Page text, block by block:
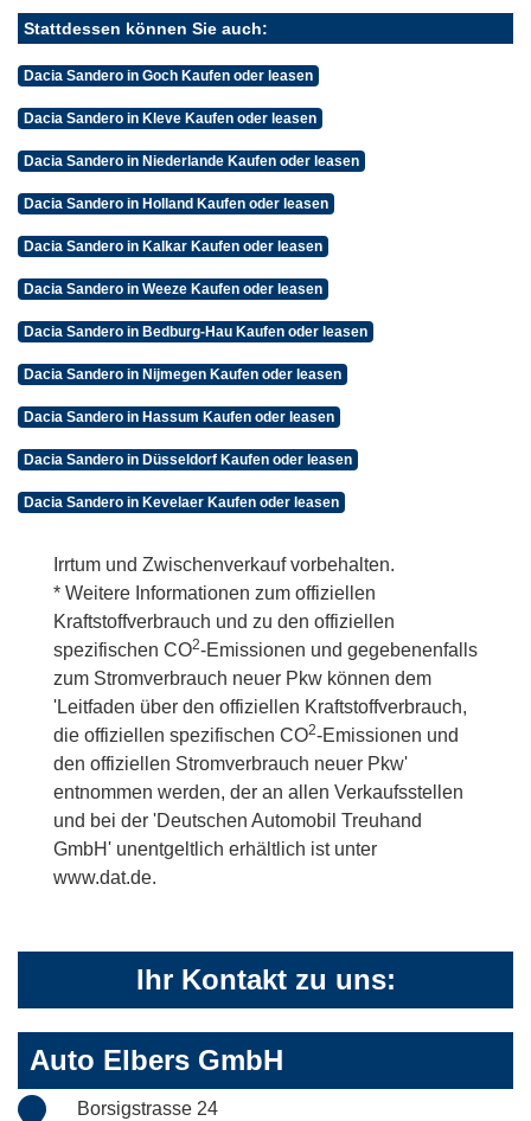
Stattdessen können Sie auch:
Dacia Sandero in Goch Kaufen oder leasen
Dacia Sandero in Kleve Kaufen oder leasen
Dacia Sandero in Niederlande Kaufen oder leasen
Dacia Sandero in Holland Kaufen oder leasen
Dacia Sandero in Kalkar Kaufen oder leasen
Dacia Sandero in Weeze Kaufen oder leasen
Dacia Sandero in Bedburg-Hau Kaufen oder leasen
Dacia Sandero in Nijmegen Kaufen oder leasen
Dacia Sandero in Hassum Kaufen oder leasen
Dacia Sandero in Düsseldorf Kaufen oder leasen
Dacia Sandero in Kevelaer Kaufen oder leasen
Irrtum und Zwischenverkauf vorbehalten.
* Weitere Informationen zum offiziellen
Kraftstoffverbrauch und zu den offiziellen
spezifischen CO2-Emissionen und gegebenenfalls
zum Stromverbrauch neuer Pkw können dem
'Leitfaden über den offiziellen Kraftstoffverbrauch,
die offiziellen spezifischen CO2-Emissionen und
den offiziellen Stromverbrauch neuer Pkw'
entnommen werden, der an allen Verkaufsstellen
und bei der 'Deutschen Automobil Treuhand
GmbH' unentgeltlich erhältlich ist unter
www.dat.de.
Ihr Kontakt zu uns:
Auto Elbers GmbH
Borsigstrasse 24